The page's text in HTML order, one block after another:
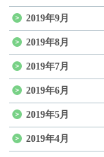
2019年9月
2019年8月
2019年7月
2019年6月
2019年5月
2019年4月